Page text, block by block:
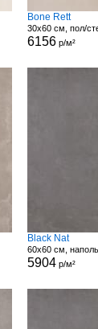
Bone Rett
30x60 см, пол/
6156р/м²
Black Nat
60x60 см,
5904р/м²